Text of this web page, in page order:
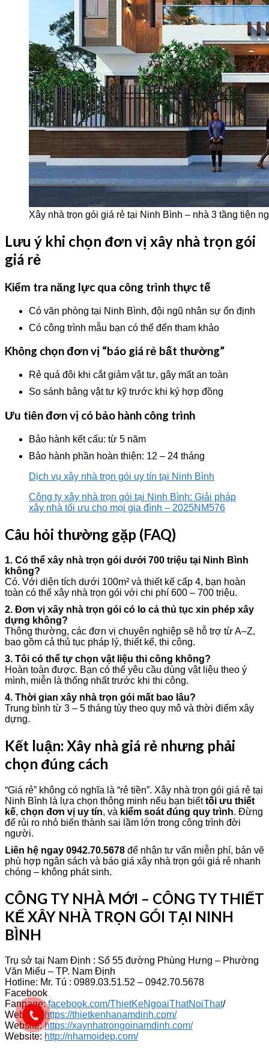
Xây nhà trọn gói giá rẻ tại Ninh Bình – nhà 3 tầng tiện
Lưu ý khi chọn đơn vị xây nhà trọn gói
giá rẻ
Kiểm tra năng lực qua công trình thực tế
Có văn phòng tại Ninh Bình, đội ngũ nhân sự ổn định
Có công trình mẫu bạn có thể đến tham khảo
Không chọn đơn vị “báo giá rẻ bất thường”
Rẻ quá đôi khi cắt giảm vật tư, gây mất an toàn
So sánh bảng vật tư kỹ trước khi ký hợp đồng
Ưu tiên đơn vị có bảo hành công trình
Bảo hành kết cấu: từ 5 năm
Bảo hành phần hoàn thiện: 12 – 24 tháng
Dịch vụ xây nhà trọn gói uy tín tại Ninh Bình
Công ty xây nhà trọn gói tại Ninh Bình: Giải pháp
xây nhà tối ưu cho mọi gia đình – 2025NM576
Câu hỏi thường gặp (FAQ)
1. Có thể xây nhà trọn gói dưới 700 triệu tại Ninh Bình
không?
Có. Với diện tích dưới 100m² và thiết kế cấp 4, bạn hoàn
toàn có thể xây nhà trọn gói với chi phí 600 – 700 triệu.
2. Đơn vị xây nhà trọn gói có lo cả thủ tục xin phép xây
dựng không?
Thông thường, các đơn vị chuyên nghiệp sẽ hỗ trợ từ A–Z,
bao gồm cả thủ tục pháp lý, thiết kế, thi công.
3. Tôi có thể tự chọn vật liệu thi công không?
Hoàn toàn được. Bạn có thể yêu cầu dùng vật liệu theo ý
mình, miễn là thống nhất trước khi thi công.
4. Thời gian xây nhà trọn gói mất bao lâu?
Trung bình từ 3 – 5 tháng tùy theo quy mô và thời điểm xây
dựng.
Kết luận: Xây nhà giá rẻ nhưng phải
chọn đúng cách
“Giá rẻ” không có nghĩa là “rẻ tiền”. Xây nhà trọn gói giá rẻ tại
Ninh Bình là lựa chọn thông minh nếu bạn biếttối ưu thiết
kế, chọn đơn vị uy tín, và kiểm soát đúng quy trình. Đừng
để rủi ro nhỏ biến thành sai lầm lớn trong công trình đời
người.
Liên hệ ngay 0942.70.5678 để nhận tư vấn miễn phí, bản vẽ
phù hợp ngân sách và báo giá xây nhà trọn gói giá rẻ nhanh
chóng – không phát sinh.
CÔNG TY NHÀ MỚI – CÔNG TY THIẾT
KẾ XÂY NHÀ TRỌN GÓI TẠI NINH
BÌNH
Trụ sở tại Nam Định : Số 55 đường Phùng Hưng – Phường
Văn Miếu – TP. Nam Định
Hotline: Mr. Tú : 0989.03.51.52 – 0942.70.5678
Facebook
Fanpage:facebook.com/ThietKeNgoaiThatNoiThat/
Website:https://thietkenhanamdinh.com/
Website:https://xaynhatrongoinamdinh.com/
Website:http://nhamoidep.com/